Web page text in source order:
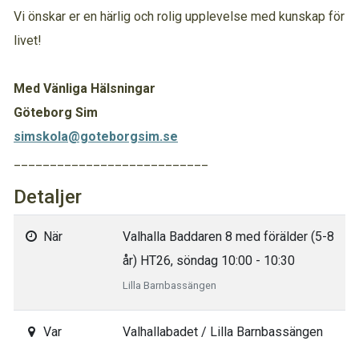
Vi önskar er en härlig och rolig upplevelse med kunskap för
livet!
Med Vänliga Hälsningar
Göteborg Sim
simskola@goteborgsim.se
Detaljer
När
Valhalla Baddaren 8 med förälder (5-8
år) HT26, söndag 10:00 - 10:30
Lilla Barnbassängen
Var Valhallabadet / Lilla Barnbassängen